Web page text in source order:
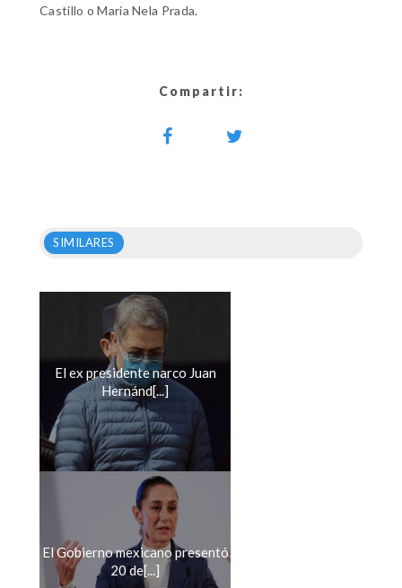
Castillo o María Nela Prada.
Compartir:
SIMILARES
El ex presidente narco Juan
Hernánd[...]
El Gobierno mexicano presentó
20 de[...]